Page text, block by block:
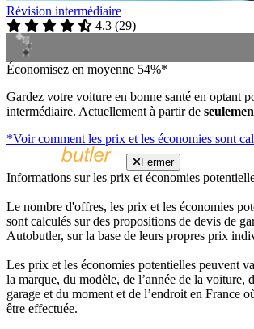
Révision intermédiaire
4.3 (29)
Économisez en moyenne 54%*
Gardez votre voiture en bonne santé en optant
intermédiaire. Actuellement à partir de
*Voir comment les prix et les économies sont
Fermer
Informations sur les prix et économies
Le nombre d'offres, les prix et les économies
sont calculés sur des propositions de devis de
Autobutler, sur la base de leurs propres prix
Les prix et les économies potentielles peuvent
la marque, du modèle, de l’année de la voiture,
garage et du moment et de l’endroit en France
être effectuée.